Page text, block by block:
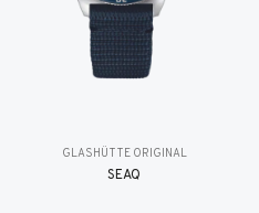
GLASHÜTTE ORIGINAL
SEAQ